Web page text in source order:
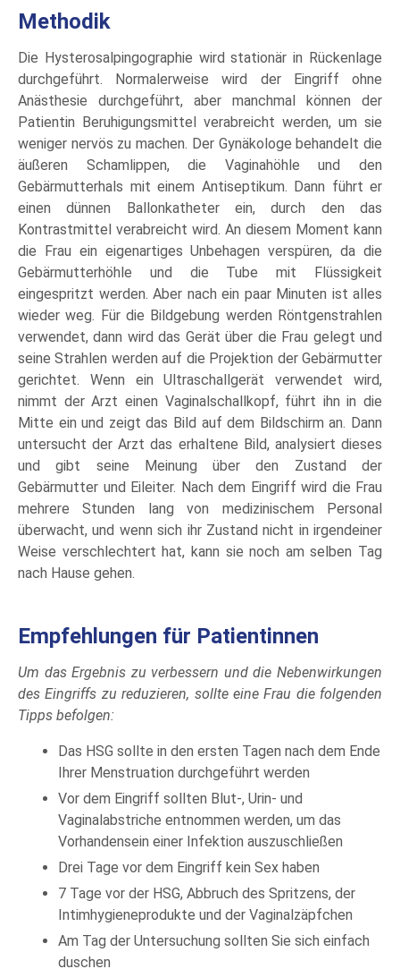
Methodik
Die Hysterosalpingographie wird stationär in Rückenlage
durchgeführt. Normalerweise wird der Eingriff ohne
Anästhesie durchgeführt, aber manchmal können der
Patientin Beruhigungsmittel verabreicht werden, um sie
weniger nervös zu machen. Der Gynäkologe behandelt die
äußeren Schamlippen, die Vaginahöhle und den
Gebärmutterhals mit einem Antiseptikum. Dann führt er
einen dünnen Ballonkatheter ein, durch den das
Kontrastmittel verabreicht wird. An diesem Moment kann
die Frau ein eigenartiges Unbehagen verspüren, da die
Gebärmutterhöhle und die Tube mit Flüssigkeit
eingespritzt werden. Aber nach ein paar Minuten ist alles
wieder weg. Für die Bildgebung werden Röntgenstrahlen
verwendet, dann wird das Gerät über die Frau gelegt und
seine Strahlen werden auf die Projektion der Gebärmutter
gerichtet. Wenn ein Ultraschallgerät verwendet wird,
nimmt der Arzt einen Vaginalschallkopf, führt ihn in die
Mitte ein und zeigt das Bild auf dem Bildschirm an. Dann
untersucht der Arzt das erhaltene Bild, analysiert dieses
und gibt seine Meinung über den Zustand der
Gebärmutter und Eileiter. Nach dem Eingriff wird die Frau
mehrere Stunden lang von medizinischem Personal
überwacht, und wenn sich ihr Zustand nicht in irgendeiner
Weise verschlechtert hat, kann sie noch am selben Tag
nach Hause gehen.
Empfehlungen für Patientinnen
Um das Ergebnis zu verbessern und die Nebenwirkungen
des Eingriffs zu reduzieren, sollte eine Frau die folgenden
Tipps befolgen:
Das HSG sollte in den ersten Tagen nach dem Ende
Ihrer Menstruation durchgeführt werden
Vor dem Eingriff sollten Blut-, Urin- und
Vaginalabstriche entnommen werden, um das
Vorhandensein einer Infektion auszuschließen
Drei Tage vor dem Eingriff kein Sex haben
7 Tage vor der HSG, Abbruch des Spritzens, der
Intimhygieneprodukte und der Vaginalzäpfchen
Am Tag der Untersuchung sollten Sie sich einfach
duschen